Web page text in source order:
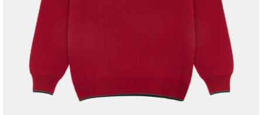
Москва